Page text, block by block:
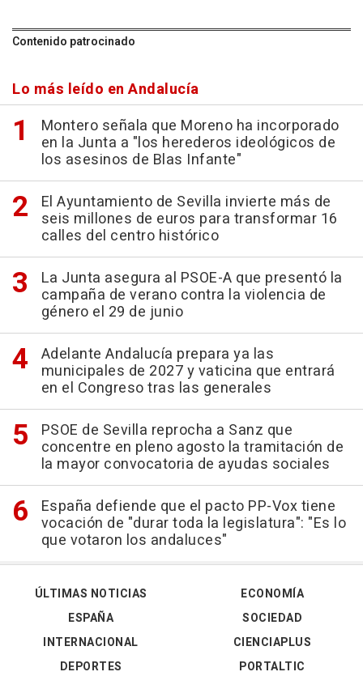
Contenido patrocinado
Lo más leído en Andalucía
Montero señala que Moreno ha incorporado
en la Junta a "los herederos ideológicos de
los asesinos de Blas Infante"
El Ayuntamiento de Sevilla invierte más de
seis millones de euros para transformar 16
calles del centro histórico
La Junta asegura al PSOE-A que presentó la
campaña de verano contra la violencia de
género el 29 de junio
Adelante Andalucía prepara ya las
municipales de 2027 y vaticina que entrará
en el Congreso tras las generales
PSOE de Sevilla reprocha a Sanz que
concentre en pleno agosto la tramitación de
la mayor convocatoria de ayudas sociales
España defiende que el pacto PP-Vox tiene
vocación de "durar toda la legislatura": "Es lo
que votaron los andaluces"
ÚLTIMAS NOTICIAS
ESPAÑA
INTERNACIONAL
DEPORTES
ECONOMÍA
SOCIEDAD
CIENCIAPLUS
PORTALTIC